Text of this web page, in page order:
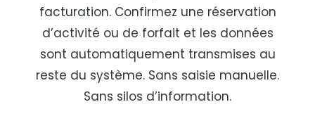
facturation. Confirmez une réservation
d’activité ou de forfait et les données
sont automatiquement transmises au
reste du système. Sans saisie manuelle.
Sans silos d’information.